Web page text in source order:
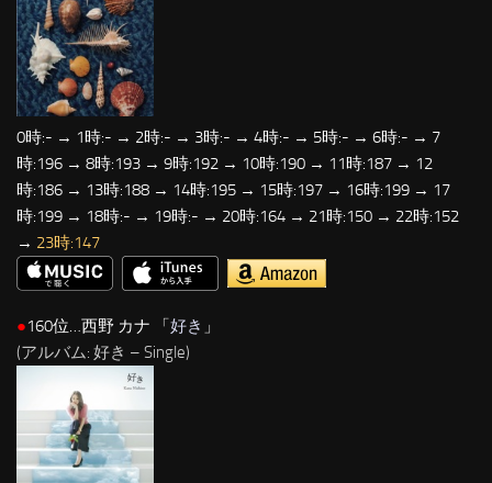
0時:- → 1時:- → 2時:- → 3時:- → 4時:- → 5時:- → 6時:- → 7
時:196 → 8時:193 → 9時:192 → 10時:190 → 11時:187 → 12
時:186 → 13時:188 → 14時:195 → 15時:197 → 16時:199 → 17
時:199 → 18時:- → 19時:- → 20時:164 → 21時:150 → 22時:152
→ 23時:147
●160位…西野 カナ 「好き 」
(アルバム: 好き – Single)